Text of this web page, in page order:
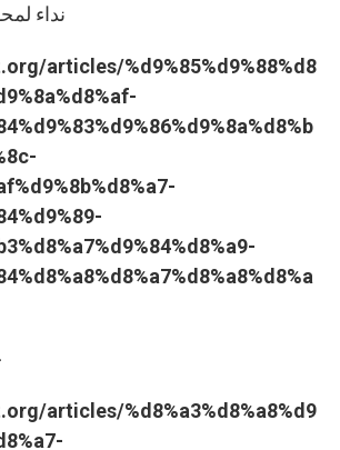
نداء
articles/%d9%85%d9%88%d8
articles/%d8%a3%d8%a8%d9